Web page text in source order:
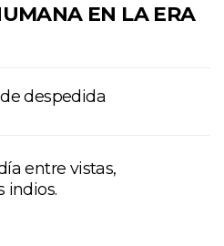
EN LA ERA
despedida
entre vistas,
indios.